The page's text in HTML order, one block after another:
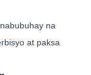
na
at paksa